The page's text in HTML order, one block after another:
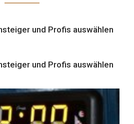
und Profis auswählen
und Profis auswählen